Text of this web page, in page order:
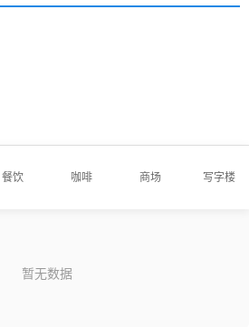
餐饮 咖啡 商场 写字楼